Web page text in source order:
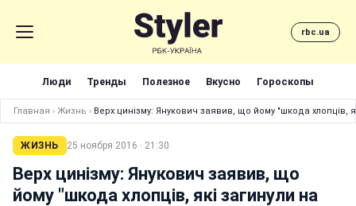
rbc.ua
Люди Тренды Полезное Вкусно Гороскопы
Главная › Жизнь › Верх цинізму: Янукович заявив, що йому "шкода хлопців,
ЖИЗНЬ 25 ноября 2016 · 21:30
Верх цинізму: Янукович заявив, що
йому "шкода хлопців, які загинули на